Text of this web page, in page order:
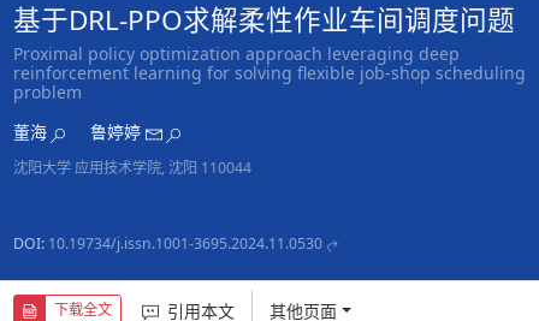
基于DRL-PPO求解柔性作业车间调度问题
Proximal policy optimization approach leveraging deep
reinforcement learning for solving flexible job-shop scheduling
problem
董海
鲁婷婷
沈阳大学 应用技术学院, 沈阳 110044
DOI: 10.19734/j.issn.1001-3695.2024.11.0530
下载全文 引用本文 其他页面